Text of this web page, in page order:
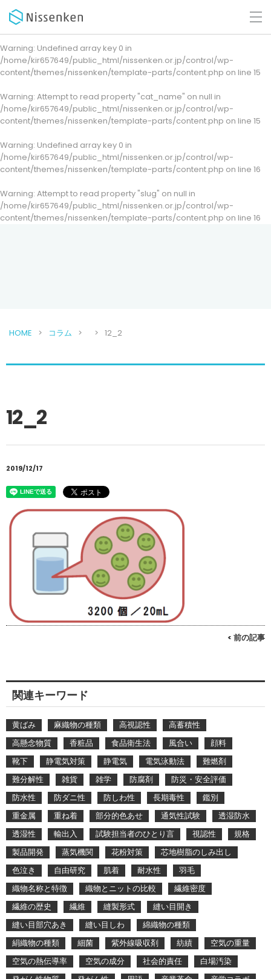
Warning: Undefined array key 0 in
/home/kir657649/public_html/nissenken.or.jp/control/wp-
content/themes/nissenken/template-parts/content.php on line 15
Warning: Attempt to read property "cat_name" on null in
/home/kir657649/public_html/nissenken.or.jp/control/wp-
content/themes/nissenken/template-parts/content.php on line 15
Warning: Undefined array key 0 in
/home/kir657649/public_html/nissenken.or.jp/control/wp-
content/themes/nissenken/template-parts/content.php on line 16
Warning: Attempt to read property "slug" on null in
/home/kir657649/public_html/nissenken.or.jp/control/wp-
content/themes/nissenken/template-parts/content.php on line 16
HOME コラム 12_2
12_2
2019/12/17
< 前の記事
関連キーワード
黄ばみ 麻織物の種類 高視認性
高蓄積性
高懸念物質
香粧品 食品衛生法 風合い
顔料
靴下
静電気対策 静電気 電気泳動法
難燃剤
難分解性
雑貨 雑学 防腐剤
防災・安全評価
防水性
防ダニ性 防しわ性 長期毒性
鑑別
重金属
重ね着 部分的色あせ 通気性試験
透湿防水
透湿性
輸出入 試験担当者のひとり言 視認性
規格
製品開発
蒸気機関 花粉対策
芯地樹脂のしみ出し
色泣き
自由研究 肌着 耐水性
羽毛
織物名称と特徴
織物とニットの比較
繊維密度
繊維の歴史
繊維 縫製形式
縫い目開き
縫い目部穴あき
縫い目しわ
綿織物の種類
絹織物の種類
細菌 紫外線吸収剤 紡績
空気の重量
空気の熱伝導率
空気の成分 社会的責任
白場汚染